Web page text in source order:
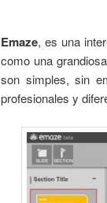
Emaze, es una
como una
son simples, sin
profesionales y